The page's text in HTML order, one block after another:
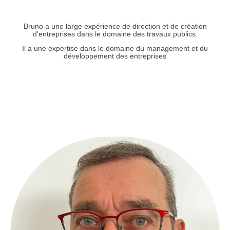
Bruno a une large expérience de direction et de création
d'entreprises dans le domaine des travaux publics.
Il a une expertise dans le domaine du management et du
développement des entreprises